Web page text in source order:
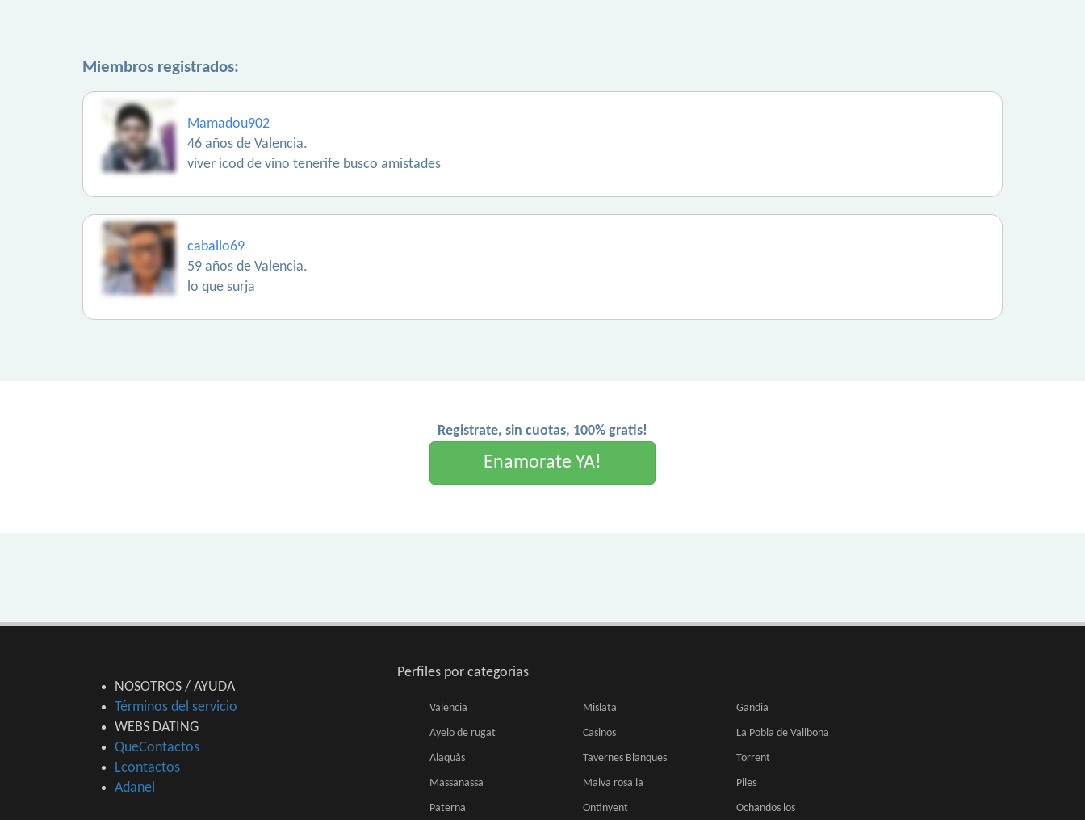
Miembros registrados:
Mamadou902
46 años de Valencia.
viver icod de vino tenerife busco amistades
caballo69
59 años de Valencia.
lo que surja
Registrate, sin cuotas, 100% gratis!
Enamorate YA!
NOSOTROS / AYUDA
Términos del servicio
WEBS DATING
QueContactos
Lcontactos
Adanel
Perfiles por categorias
Valencia Mislata Gandia
Ayelo de rugat Casinos La Pobla de Vallbona
Alaquàs Tavernes Blanques Torrent
Massanassa Malva rosa la Piles
Paterna Ontinyent Ochandos los